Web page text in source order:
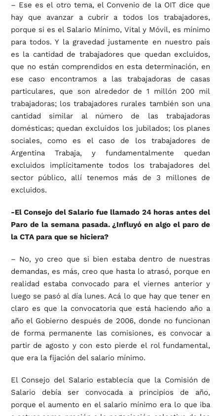
– Ese es el otro tema, el Convenio de la OIT dice que
hay que avanzar a cubrir a todos los trabajadores,
porque si es el Salario Mínimo, Vital y Móvil, es mínimo
para todos. Y la gravedad justamente en nuestro país
es la cantidad de trabajadores que quedan excluidos,
que no están comprendidos en esta determinación, en
ese caso encontramos a las trabajadoras de casas
particulares, que son alrededor de 1 millón 200 mil
trabajadoras; los trabajadores rurales también son una
cantidad similar al número de las trabajadoras
domésticas; quedan excluidos los jubilados; los planes
sociales, como es el caso de los trabajadores de
Argentina Trabaja, y fundamentalmente quedan
excluidos implícitamente todos los trabajadores del
sector público, allí tenemos más de 3 millones de
excluidos.
-El Consejo del Salario fue llamado 24 horas antes del
Paro de la semana pasada. ¿Influyó en algo el paro de
la CTA para que se hiciera?
– No, yo creo que si bien estaba dentro de nuestras
demandas, es más, creo que hasta lo atrasó, porque en
realidad estaba convocado para el viernes anterior y
luego se pasó al día lunes. Acá lo que hay que tener en
claro es que la convocatoria que está haciendo año a
año el Gobierno después de 2006, donde no funcionan
de forma permanente las comisiones, es convocar a
partir de agosto y con esto pierde el rol fundamental,
que era la fijación del salario mínimo.
El Consejo del Salario establecía que la Comisión de
Salario debía ser convocada a principios de año,
porque el aumento en el salario mínimo era lo que iba